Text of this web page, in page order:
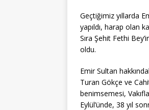
Geçtiğimiz yıllarda
yapıldı, harap olan
Sıra Şehit Fethi
oldu.
Emir Sultan
Turan Gökçe ve
benimsemesi,
Eylül’ünde, 38 yıl